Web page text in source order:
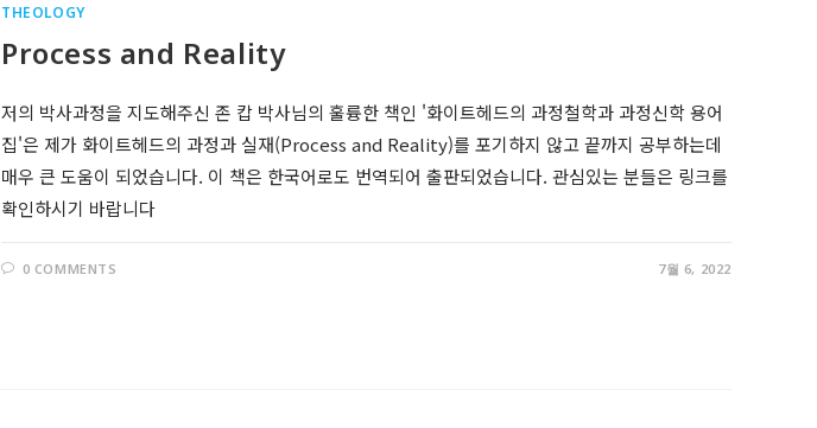
THEOLOGY
Process and Reality
저의 박사과정을 지도해주신 존 캅 박사님의 훌륭한 책인 '화이트헤드의 과정철학과 과정신학 용어
집'은 제가 화이트헤드의 과정과 실재(Process and Reality)를 포기하지 않고 끝까지 공부하는데
매우 큰 도움이 되었습니다. 이 책은 한국어로도 번역되어 출판되었습니다. 관심있는 분들은 링크를
확인하시기 바랍니다
0 COMMENTS 7월 6, 2022